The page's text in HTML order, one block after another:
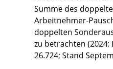
Summe des
Arbeitnehmer-
doppelten
zu betrachten (2024:
26.724; Stand